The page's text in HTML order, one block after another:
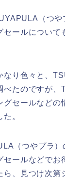
（つや
セールについて
なり色々と、
べたのですが、
グセールなどの
。
（つやプラ）
セールなどでお
ら、見つけ次第